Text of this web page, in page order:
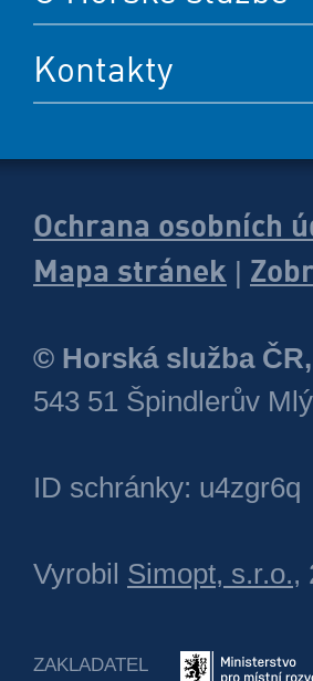
Kontakty
Ochrana osobních
Mapa stránek
© Horská služba
543 51 Špindlerův
ID schránky: u4zgr6q
Vyrobil Simopt, s.r.o.,
ZAKLADATEL